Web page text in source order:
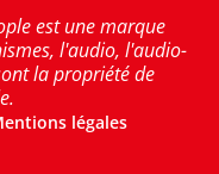
est une marque
l'audio, l'audio-
la propriété de
légales